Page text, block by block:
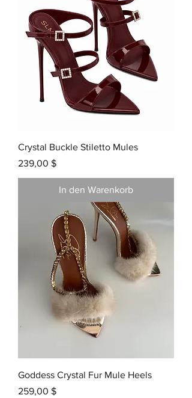
Crystal Buckle Stiletto Mules
Preis
239,00 $
In den Warenkorb
Goddess Crystal Fur Mule Heels
Preis
259,00 $